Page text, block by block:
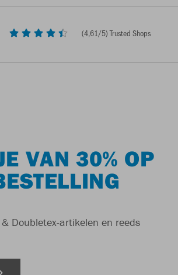
(4,61/5) Trusted Shops
VAN 30% OP
Doubletex-artikelen en reeds